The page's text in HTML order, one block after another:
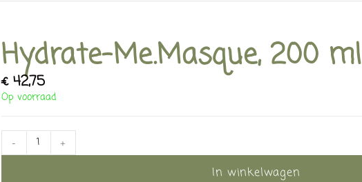
Hydrate-Me.Masque, 200 ml
€42,75
Op voorraad
- +
In winkelwagen